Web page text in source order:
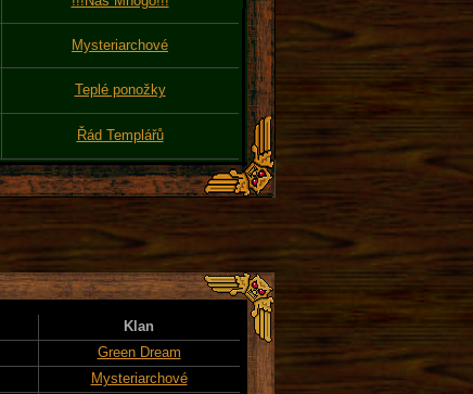
Mysteriarchové
Teplé ponožky
Řád Templářů
Klan
Green Dream
Mysteriarchové